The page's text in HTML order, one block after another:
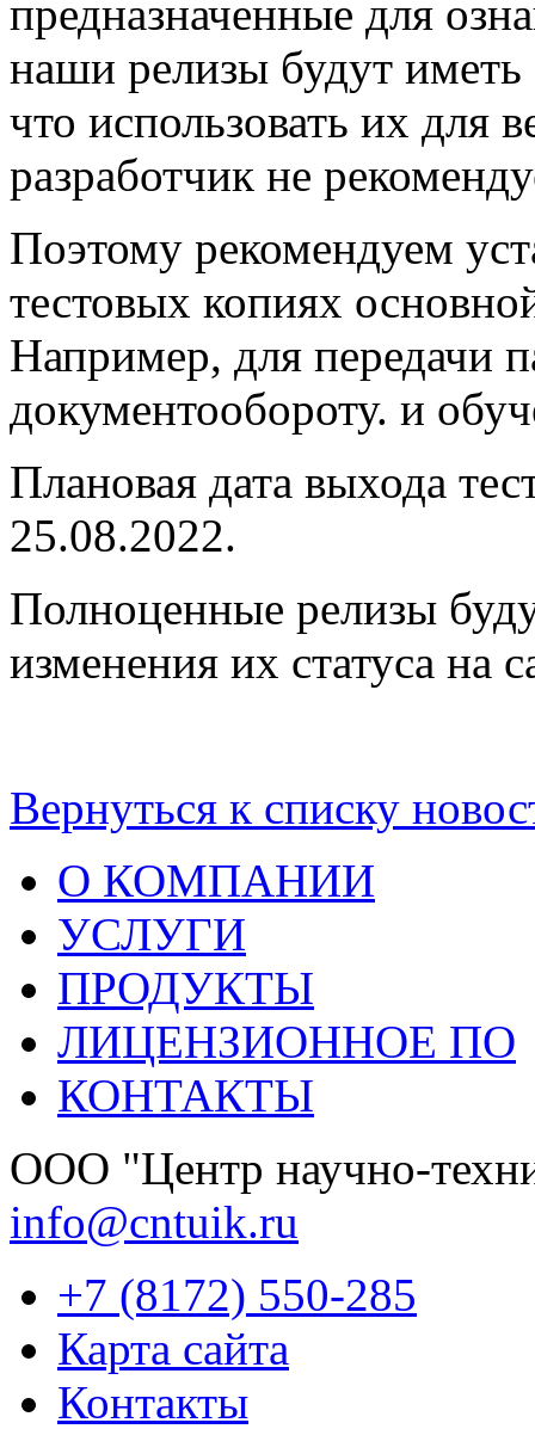
предназначенные для
наши релизы будут иметь
что использовать их для
разработчик не
Поэтому рекомендуем
тестовых копиях
Например, для передачи
документообороту. и
Плановая дата выхода
25.08.2022.
Полноценные релизы
изменения их статуса на
Вернуться к списку
О КОМПАНИИ
УСЛУГИ
ПРОДУКТЫ
ЛИЦЕНЗИОННОЕ ПО
КОНТАКТЫ
OOО "Центр научно-
info@cntuik.ru
+7 (8172) 550-285
Карта сайта
Контакты